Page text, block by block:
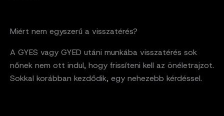
Miért nem egyszerű a visszatérés?
A GYES vagy GYED utáni munkába visszatérés sok
nőnek nem ott indul, hogy frissíteni kell az önéletrajzot.
Sokkal korábban kezdődik, egy nehezebb kérdéssel.